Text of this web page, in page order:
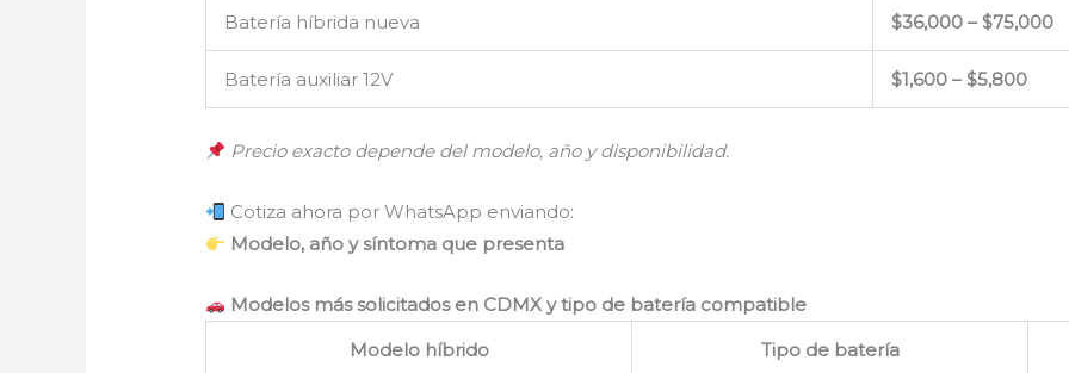
Batería híbrida nueva $36,000 – $75,000
Batería auxiliar 12V $1,600 – $5,800
Precio exacto depende del modelo, año y disponibilidad.
Cotiza ahora por WhatsApp enviando:
Modelo, año y síntoma que presenta
Modelos más solicitados en CDMX y tipo de batería compatible
Modelo híbrido
Tipo de batería